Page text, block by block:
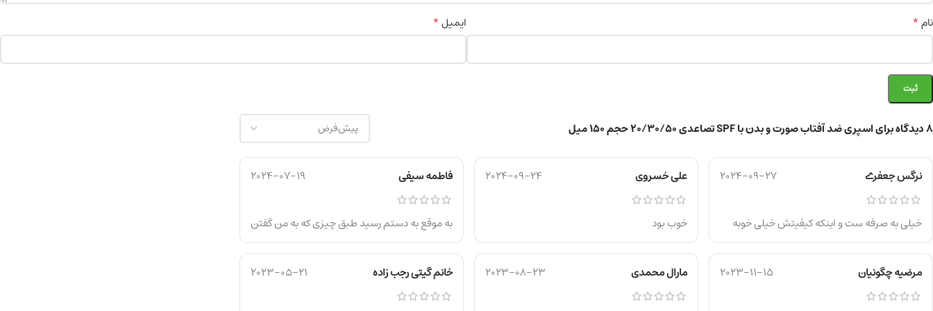
8 دیدگاه برای اسپری ضد آفتاب صورت و بدن با SPF تصاعدی 20/30/50 حجم 150 میل
نرگس جعفرے 2024-09-27
خیلی به صرفه ست و اینکه کیفیتش خیلی خوبه
علی خسروی 2024-09-24
خوب بود
فاطمه سیفی 2024-07-19
به موقع به دستم رسید طبق چیزی که به من گفتن
مرضیه چگونیان 2023-11-15 مارال محمدی 2023-08-23 خانم گیتی رجب زاده 2023-05-21
نام* ایمیل*